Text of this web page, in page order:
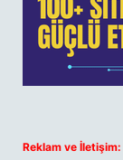
Reklam ve İletişim: